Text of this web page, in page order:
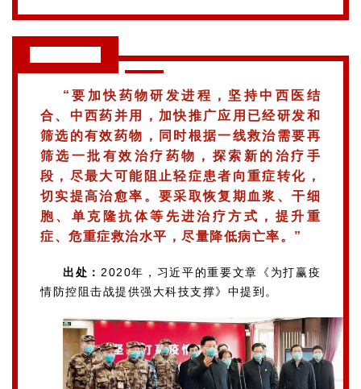
再
登录 注册
“要加快药物研发进程，坚持中西医结
合、中西药并用，加快推广应用已经研发和
筛选的有效药物，同时根据一线救治需要再
筛选一批有效治疗药物，探索新的治疗手
段，尽最大可能阻止轻症患者向重症转化，
切实提高治愈率。要采取恢复期血浆、干细
胞、单克隆抗体等先进治疗方式，提升重
症、危重症救治水平，尽量降低病亡率。”
出处： 2020年，习近平的重要文章《为打赢疫
情防控阻击战提供强大科技支撑》中提到。